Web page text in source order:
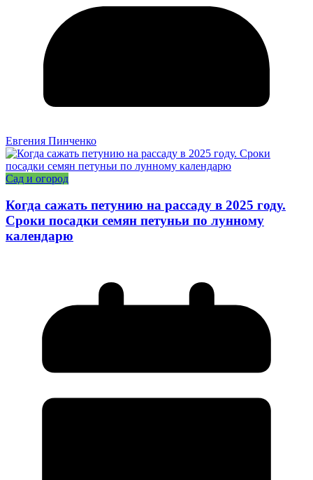
Евгения Пинченко
Сад и огород
Когда сажать петунию на рассаду в 2025 году.
Сроки посадки семян петуньи по лунному
календарю